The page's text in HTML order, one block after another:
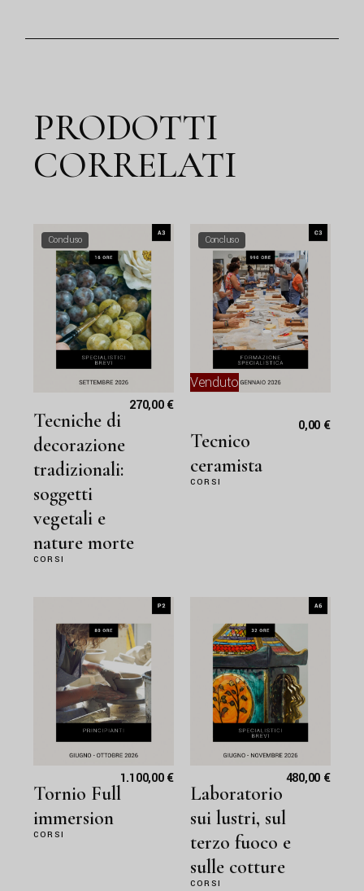
PRODOTTI
CORRELATI
Concluso
Tecniche di
decorazione
tradizionali:
soggetti
vegetali e
nature morte
CORSI
270,00€
Concluso
Venduto
Tecnico
ceramista
CORSI
0,00 €
Tornio Full
immersion
CORSI
1.100,00€
Laboratorio
sui lustri, sul
terzo fuoco e
sulle cotture
CORSI
480,00 €